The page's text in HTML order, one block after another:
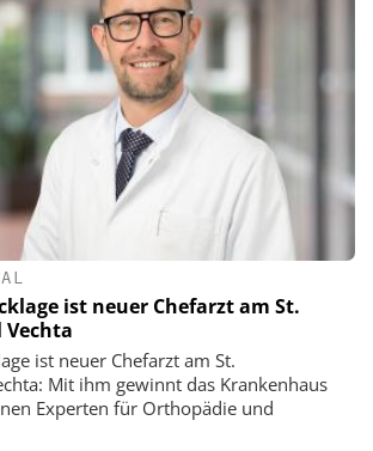
ist neuer Chefarzt am St.
ist neuer Chefarzt am St.
Mit ihm gewinnt das Krankenhaus
Experten für Orthopädie und